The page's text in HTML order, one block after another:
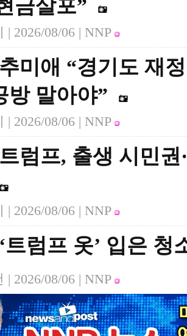
금살포”
| 2026/08/06 | NNP
추미애 “경기도 재
방 말아야”
| 2026/08/06 | NNP
트럼프, 출생 시민
| 2026/08/06 | NNP
‘트럼프 옷’ 입은
| 2026/08/06 | NNP